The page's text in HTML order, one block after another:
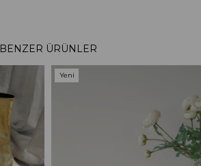
BENZER ÜRÜNLER
Yeni